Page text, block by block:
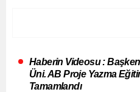
Haberin Videosu :
Üni. AB Proje Yazma
Tamamlandı